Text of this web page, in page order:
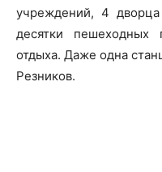
учреждений, 4 дворца
десятки пешеходных
отдыха. Даже одна
Резников.